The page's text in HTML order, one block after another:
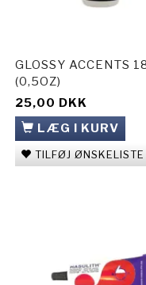
GLOSSY ACCENTS
(0,5OZ)
25,00 DKK
LÆG I KURV
TILFØJ ØNSKELISTE